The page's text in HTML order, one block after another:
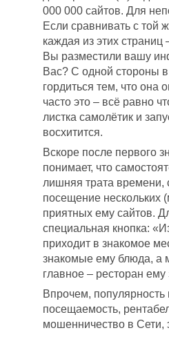
000 000 сайтов. Для
Если сравнивать с той
каждая из этих страниц
Вы разместили вашу
Вас? С одной стороны
гордиться тем, что она
часто это – всё равно
листка самолётик и
восхитится.
Вскоре после первого
понимает, что
лишняя трата времени,
посещение нескольких
приятных ему сайтов.
специальная кнопка:
приходит в знакомое
знакомые ему блюда, а
главное – ресторан ему
Впрочем, популярность
посещаемость,
мошенничество в Сети,